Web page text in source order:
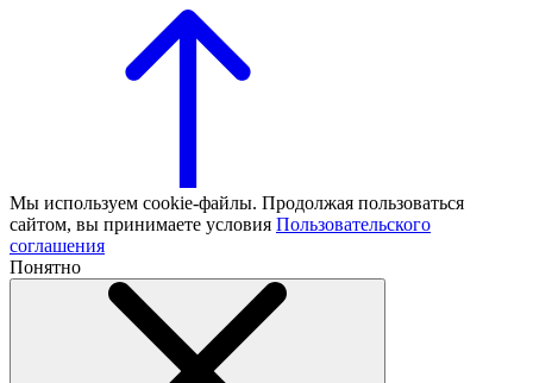
Мы используем cookie-файлы. Продолжая пользоваться
сайтом, вы принимаете условия Пользовательского
соглашения
Понятно